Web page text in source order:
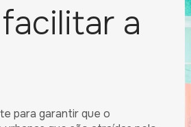
a
para garantir que o